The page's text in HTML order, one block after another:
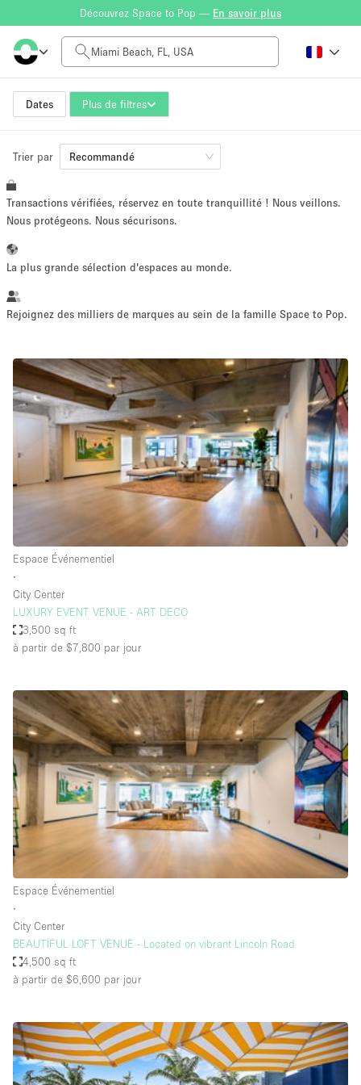
Découvrez Space to Pop — En savoir plus
Dates Plus de filtres
Tarif à la journée
$0
Taille de l'espace
~ 13 personnes
Vente au
détail
Showroom Événement Art Alimentation
Séance de
photo
Conférence Réunion Bureaux
Local
Commercial
Partagé
Atelier
Autre
Boutique / Magasin
Boutique en Partage
Bureaux
Camion / Fourgon
Commerce
Entrepôt / Espace Stockage / Box
Espace Atypique / Unique
Espace Publicitaire
Espace Événementiel
Kiosque / Stand / Corner
Lobby / Accueil
Trier par Recommandé
Transactions vérifiées, réservez en toute tranquillité ! Nous veillons.
Nous protégeons. Nous sécurisons.
La plus grande sélection d'espaces au monde.
Rejoignez des milliers de marques au sein de la famille Space to Pop.
Espace Événementiel
∙
City Center
LUXURY EVENT VENUE - ART DECO
3,500 sq ft
à partir de $7,800 par jour
Espace Événementiel
∙
City Center
BEAUTIFUL LOFT VENUE - Located on vibrant Lincoln Road
4,500 sq ft
à partir de $6,600 par jour